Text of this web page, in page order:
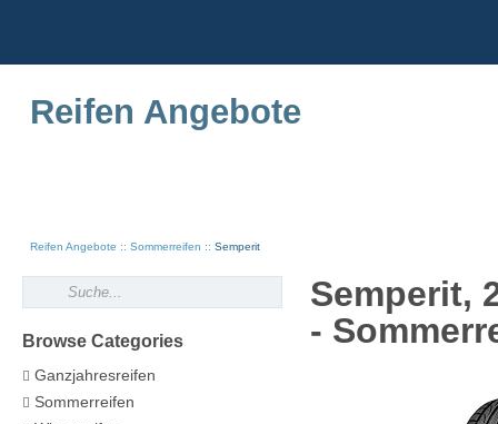
Reifen Angebote
Reifen Angebote Sommerreifen Semperit
Semperit,
-
Browse Categories
Ganzjahresreifen
Sommerreifen